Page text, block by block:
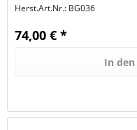
Herst.Art.Nr.: BG036
74,00 € *
In den